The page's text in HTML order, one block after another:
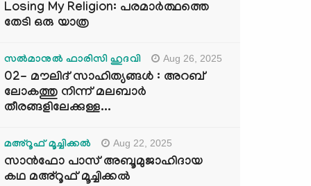
Losing My Religion: പരമാർത്ഥത്തെ
തേടി ഒരു യാത്ര
സൽമാനുൽ ഫാരിസി ഹുദവി Aug 26, 2025
02- മൗലിദ് സാഹിത്യങ്ങൾ : അറബ്
ലോകത്തു നിന്ന് മലബാർ
തീരങ്ങളിലേക്കുള്ള...
മഅ്റൂഫ് മൂച്ചിക്കല്‍ Aug 22, 2025
സാൻഫോ പാസ് അബൂമുജാഹിദായ
കഥ മഅ്റൂഫ് മൂച്ചിക്കല്‍